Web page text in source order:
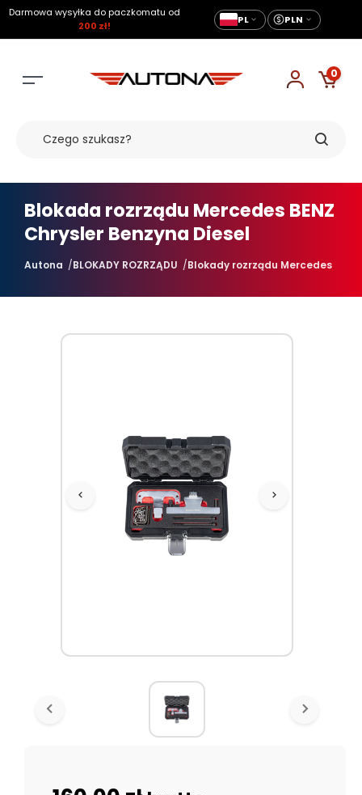
Darmowa wysyłka do paczkomatu od
200 zł!
PL PLN
0
Blokada rozrządu Mercedes BENZ
Chrysler Benzyna Diesel
Autona BLOKADY ROZRZĄDU Blokady rozrządu Mercedes